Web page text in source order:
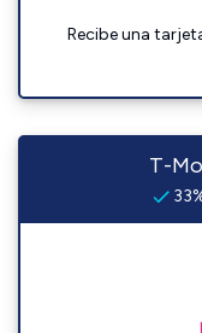
Recibe una
T-